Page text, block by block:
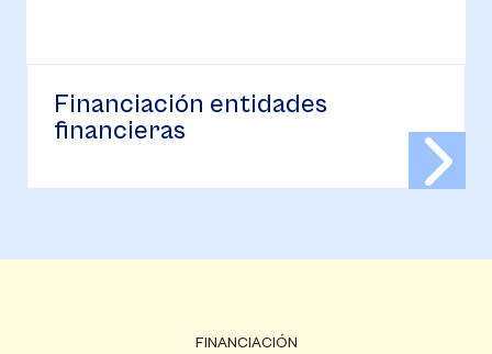
Financiación entidades
financieras
FINANCIACIÓN